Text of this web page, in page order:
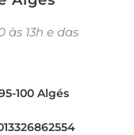
13h e das
100 Algés